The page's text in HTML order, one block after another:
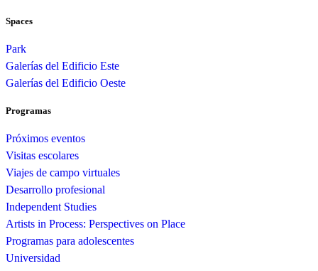
Spaces
Park
Galerías del Edificio Este
Galerías del Edificio Oeste
Programas
Próximos eventos
Visitas escolares
Viajes de campo virtuales
Desarrollo profesional
Independent Studies
Artists in Process: Perspectives on Place
Programas para adolescentes
Universidad